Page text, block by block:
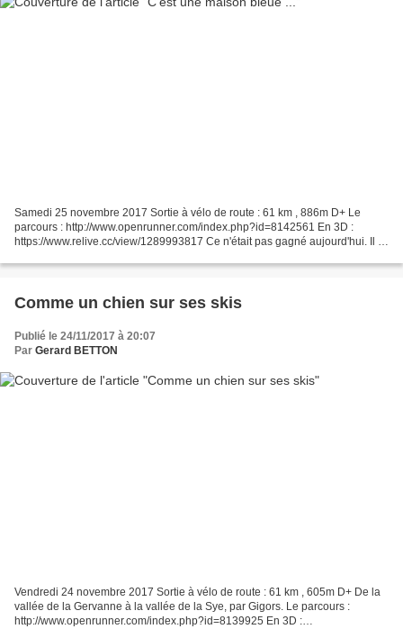
Samedi 25 novembre 2017 Sortie à vélo de route : 61 km , 886m D+ Le
parcours : http://www.openrunner.com/index.php?id=8142561 En 3D :
https://www.relive.cc/view/1289993817 Ce n'était pas gagné aujourd'hui. Il a
Comme un chien sur ses skis
Publié le 24/11/2017 à 20:07
Par Gerard BETTON
Vendredi 24 novembre 2017 Sortie à vélo de route : 61 km , 605m D+ De la
vallée de la Gervanne à la vallée de la Sye, par Gigors. Le parcours :
http://www.openrunner.com/index.php?id=8139925 En 3D :